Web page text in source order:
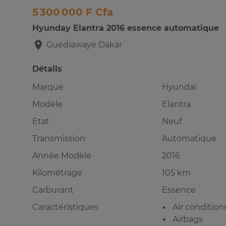
5 300 000 F Cfa
Hyunday Elantra 2016 essence automatique
Guediawaye Dakar
Détails
Marque
Hyundai
Modèle
Elantra
Etat
Neuf
Transmission
Automatique
Année Modèle
2016
Kilométrage
105 km
Carburant
Essence
Caractéristiques
Air
Airbags